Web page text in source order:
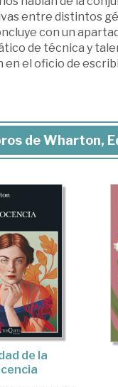
entre distintos
con un
de técnica y
en el oficio de
de Wharton,
de la